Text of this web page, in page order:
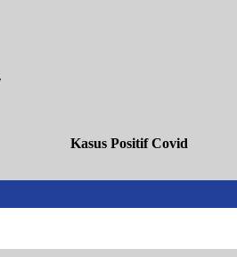
Kasus Positif Covid